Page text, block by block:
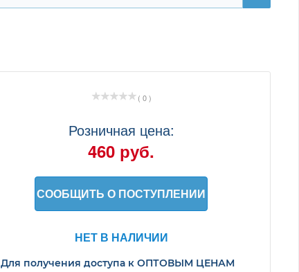
( 0 )
Розничная цена:
460 руб.
СООБЩИТЬ О ПОСТУПЛЕНИИ
НЕТ В НАЛИЧИИ
Для получения доступа к ОПТОВЫМ ЦЕНАМ